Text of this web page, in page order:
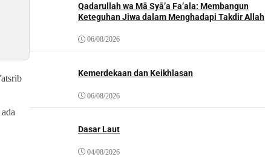
Qadarullah wa Mā Syā’a Fa’ala: Membangun
Keteguhan Jiwa dalam Menghadapi Takdir Allah
06/08/2026
Kemerdekaan dan Keikhlasan
06/08/2026
Dasar Laut
04/08/2026